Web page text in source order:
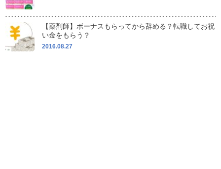
【薬剤師】ボーナスもらってから辞める？転職してお祝
い金をもらう？
2016.08.27